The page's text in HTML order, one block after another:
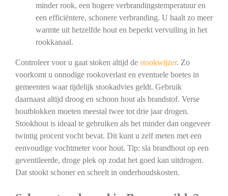
minder rook, een hogere verbrandingstemperatuur en
een efficiëntere, schonere verbranding. U haalt zo meer
warmte uit hetzelfde hout en beperkt vervuiling in het
rookkanaal.
Controleer voor u gaat stoken altijd de stookwijzer. Zo
voorkomt u onnodige rookoverlast en eventuele boetes in
gemeenten waar tijdelijk stookadvies geldt. Gebruik
daarnaast altijd droog en schoon hout als brandstof. Verse
houtblokken moeten meestal twee tot drie jaar drogen.
Stookhout is ideaal te gebruiken als het minder dan ongeveer
twintig procent vocht bevat. Dit kunt u zelf meten met een
eenvoudige vochtmeter voor hout. Tip: sla brandhout op een
geventileerde, droge plek op zodat het goed kan uitdrogen.
Dat stookt schoner en scheelt in onderhoudskosten.